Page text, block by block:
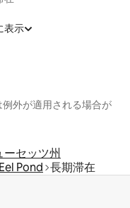
表示
外が適用される場合が
ーセッツ州
Eel Pond 長期滞在